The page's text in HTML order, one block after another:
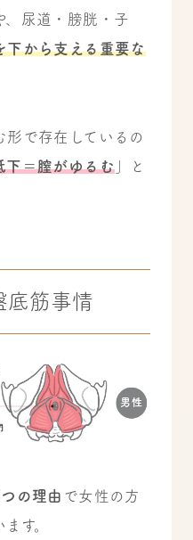
、尿道・膀胱・子
下から支える重要な
で存在しているの
下＝膣がゆるむ」と
底筋事情
の理由 で女性の方
す。